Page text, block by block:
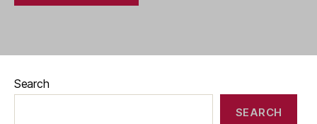
Search
SEARCH